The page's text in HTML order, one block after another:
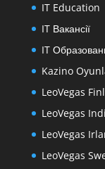
IT Education
IT Вакансії
IT
Kazino
LeoVegas
LeoVegas
LeoVegas
LeoVegas